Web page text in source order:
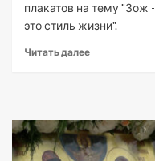
плакатов на тему "Зож -
это стиль жизни".
Читать далее